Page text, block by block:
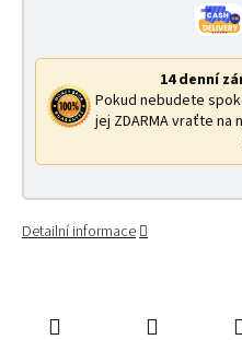
14 denní
Pokud nebudete
jej ZDARMA vraťte na
Detailní informace